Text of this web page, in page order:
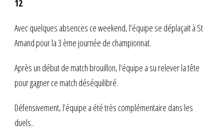
12
Avec quelques absences ce weekend, l’équipe se déplaçait à St
Amand pour la 3 ème journée de championnat.
Après un début de match brouillon, l’équipe a su relever la tête
pour gagner ce match déséquilibré.
Défensivement, l’équipe a été très complémentaire dans les
duels..